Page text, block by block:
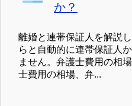
か？
離婚と連帯保証人を解説
らと自動的に連帯保証人
ません。弁護士費用の相
士費用の相場、弁...